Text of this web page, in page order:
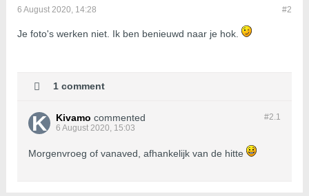
#2
6 August 2020, 14:28
Je foto's werken niet. Ik ben benieuwd naar je hok.
1 comment
#2.1
Kivamo commented
6 August 2020, 15:03
Morgenvroeg of vanaved, afhankelijk van de hitte